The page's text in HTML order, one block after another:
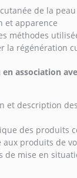
de la
et apparence
méthodes
la régénération
en association
et description
des produits
aux produits de
de mise en